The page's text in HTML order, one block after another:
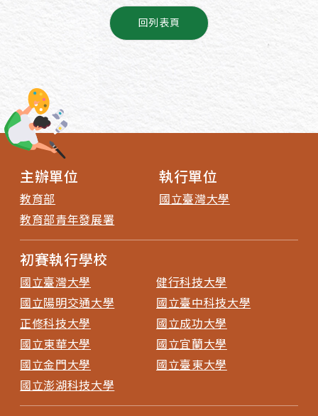
回列表頁
主辦單位
教育部
教育部青年發展署
執行單位
國立臺灣大學
初賽執行學校
國立臺灣大學
國立陽明交通大學
正修科技大學
國立東華大學
國立金門大學
國立澎湖科技大學
健行科技大學
國立臺中科技大學
國立成功大學
國立宜蘭大學
國立臺東大學